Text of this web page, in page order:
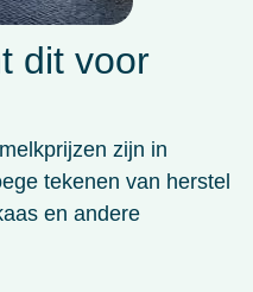
dit voor
zijn in
tekenen van herstel
en andere